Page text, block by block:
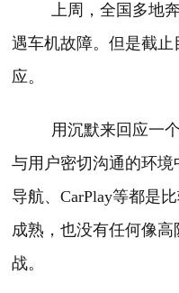
上周，全国多地
遇车机故障。但是截
应。
用沉默来回应一
与用户密切沟通的环
导航、CarPlay等都是
成熟，也没有任何像
战。